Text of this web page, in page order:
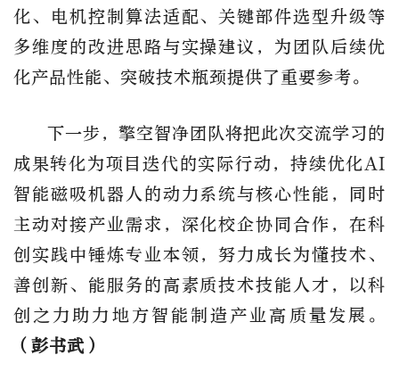
化、电机控制算法适配、关键部件选型升级等
多维度的改进思路与实操建议，为团队后续优
化产品性能、突破技术瓶颈提供了重要参考。
下一步，擎空智净团队将把此次交流学习的
成果转化为项目迭代的实际行动，持续优化AI
智能磁吸机器人的动力系统与核心性能，同时
主动对接产业需求，深化校企协同合作，在科
创实践中锤炼专业本领，努力成长为懂技术、
善创新、能服务的高素质技术技能人才，以科
创之力助力地方智能制造产业高质量发展。
（彭书武）